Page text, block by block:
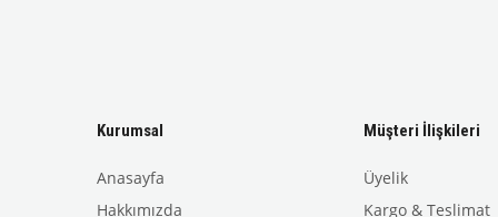
Kurumsal
Anasayfa
Hakkımızda
Müşteri İlişkileri
Üyelik
Kargo & Teslimat